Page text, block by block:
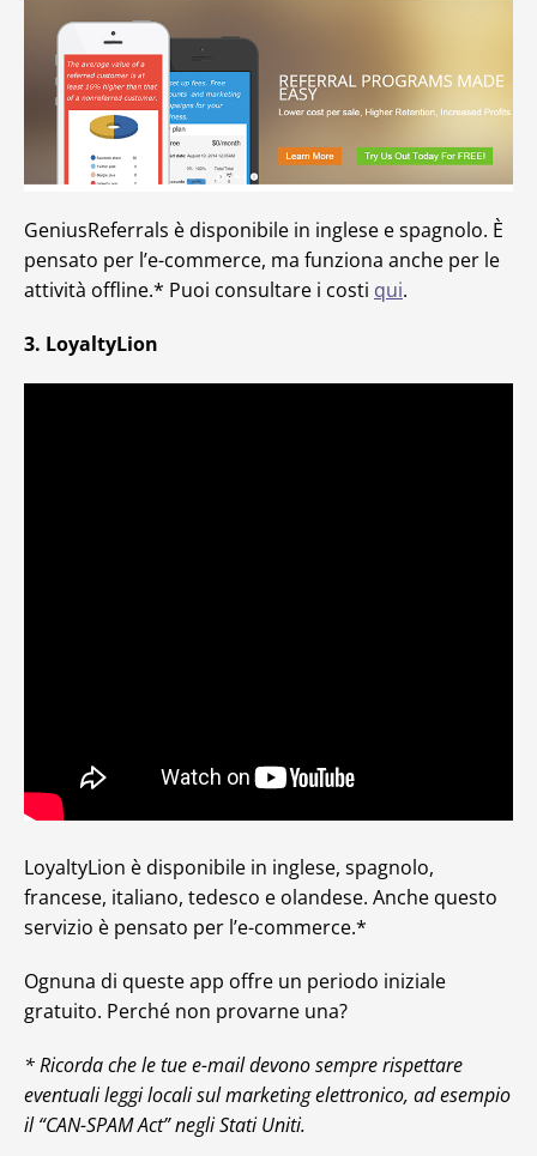
GeniusReferrals è disponibile in inglese e spagnolo. È
pensato per l’e-commerce, ma funziona anche per le
attività offline.* Puoi consultare i costi qui.
3. LoyaltyLion
LoyaltyLion è disponibile in inglese, spagnolo,
francese, italiano, tedesco e olandese. Anche questo
servizio è pensato per l’e-commerce.*
Ognuna di queste app offre un periodo iniziale
gratuito. Perché non provarne una?
* Ricorda che le tue e-mail devono sempre rispettare
eventuali leggi locali sul marketing elettronico, ad esempio
il “CAN-SPAM Act” negli Stati Uniti.